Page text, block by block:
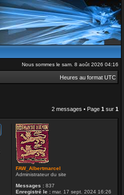
Nous sommes le sam. 8 août 2026 04:16
Heures au format UTC
2 messages • Page 1 sur 1
FAW_Albertmarcel
Administrateur du site
Messages : 837
Enregistré le : mar. 17 sept. 2024 16:26